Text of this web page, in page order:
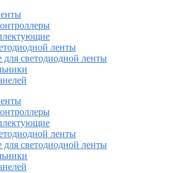
ленты
светодиодной ленты
ленты
светодиодной ленты